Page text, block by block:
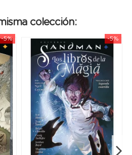
y muchos más. Recopila los
original, The Sandman
núm. 1 y el número 14
de la Magia.
colección:
-5% -5%